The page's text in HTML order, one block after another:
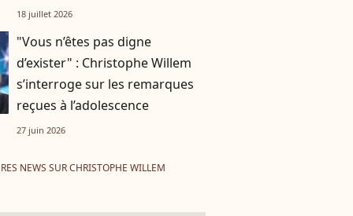
à séjourner dans ce petit coin
18 juillet 2026
"Vous n’êtes pas digne
d’exister" : Christophe Willem
s’interroge sur les remarques
reçues à l’adolescence
27 juin 2026
NEWS SUR CHRISTOPHE WILLEM